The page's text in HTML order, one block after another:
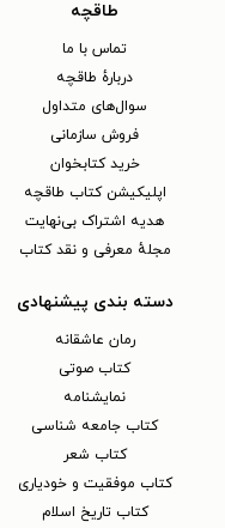
طاقچه
تماس با ما
دربارهٔ طاقچه
سوال‌های متداول
فروش سازمانی
خرید کتابخوان
اپلیکیشن کتاب طاقچه
هدیه اشتراک بی‌نهایت
مجلهٔ معرفی و نقد کتاب
دسته بندی پیشنهادی
رمان عاشقانه
کتاب‌ صوتی
نمایشنامه
کتاب جامعه شناسی
کتاب شعر
کتاب موفقیت و خودیاری
کتاب تاریخ اسلام